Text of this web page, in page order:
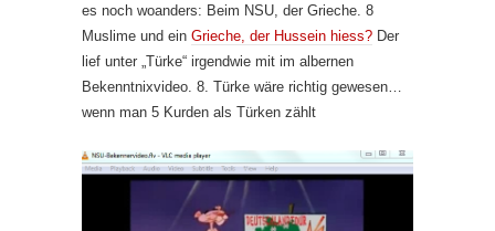
es noch woanders: Beim NSU, der Grieche. 8
Muslime und ein Grieche, der Hussein hiess? Der
lief unter „Türke“ irgendwie mit im albernen
Bekenntnixvideo. 8. Türke wäre richtig gewesen…
wenn man 5 Kurden als Türken zählt